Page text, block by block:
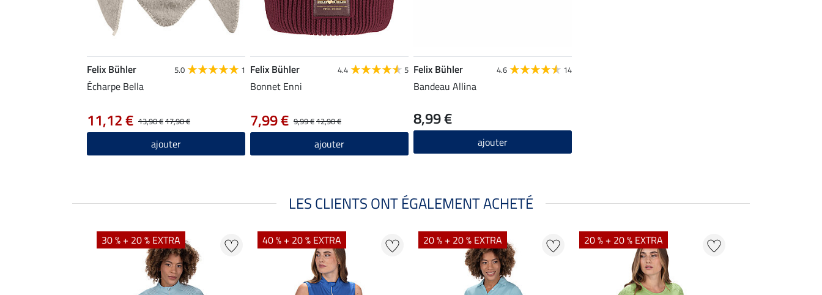
Felix Bühler 5.0 1
Écharpe Bella
13,90 €17,90 €
11,12 €
ajouter
Felix Bühler 4.4 5
Bonnet Enni
9,99 €12,90 €
7,99 €
ajouter
Felix Bühler 4.6 14
Bandeau Allina
8,99 €
ajouter
LES CLIENTS ONT ÉGALEMENT ACHETÉ
30 % + 20 % EXTRA 40 % + 20 % EXTRA 20 % + 20 % EXTRA 20 % + 20 % EXTRA